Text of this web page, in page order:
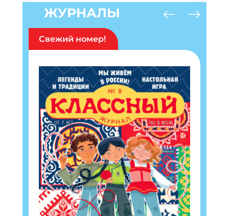
ЖУРНАЛЫ
Свежий номер!
Подпишись на рассылку
Получи электронный "Классный журнал" в
подарок!
Укажите имя
Укажите Ваш Email
ПОДПИСАТЬСЯ